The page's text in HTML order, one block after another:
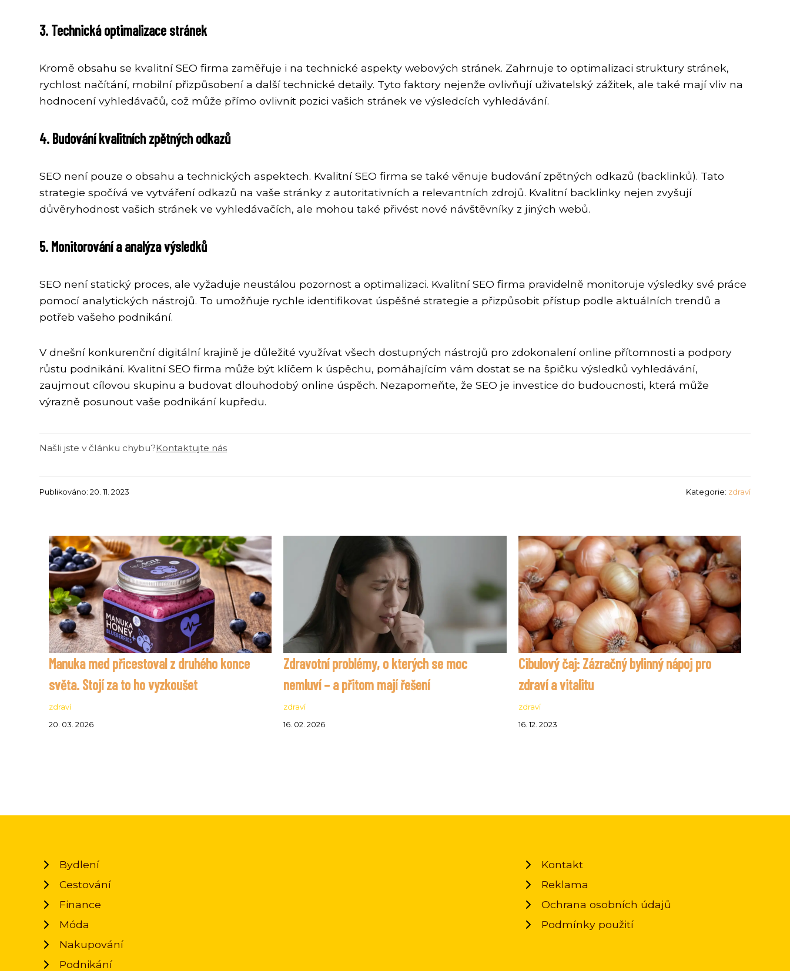
3. Technická optimalizace stránek
Kromě obsahu se kvalitní SEO firma zaměřuje i na technické aspekty webových stránek. Zahrnuje to optimalizaci struktury stránek,
rychlost načítání, mobilní přizpůsobení a další technické detaily. Tyto faktory nejenže ovlivňují uživatelský zážitek, ale také mají vliv na
hodnocení vyhledávačů, což může přímo ovlivnit pozici vašich stránek ve výsledcích vyhledávání.
4. Budování kvalitních zpětných odkazů
SEO není pouze o obsahu a technických aspektech. Kvalitní SEO firma se také věnuje budování zpětných odkazů (backlinků). Tato
strategie spočívá ve vytváření odkazů na vaše stránky z autoritativních a relevantních zdrojů. Kvalitní backlinky nejen zvyšují
důvěryhodnost vašich stránek ve vyhledávačích, ale mohou také přivést nové návštěvníky z jiných webů.
5. Monitorování a analýza výsledků
SEO není statický proces, ale vyžaduje neustálou pozornost a optimalizaci. Kvalitní SEO firma pravidelně monitoruje výsledky své práce
pomocí analytických nástrojů. To umožňuje rychle identifikovat úspěšné strategie a přizpůsobit přístup podle aktuálních trendů a
potřeb vašeho podnikání.
V dnešní konkurenční digitální krajině je důležité využívat všech dostupných nástrojů pro zdokonalení online přítomnosti a podpory
růstu podnikání. Kvalitní SEO firma může být klíčem k úspěchu, pomáhajícím vám dostat se na špičku výsledků vyhledávání,
zaujmout cílovou skupinu a budovat dlouhodobý online úspěch. Nezapomeňte, že SEO je investice do budoucnosti, která může
výrazně posunout vaše podnikání kupředu.
Našli jste v článku chybu?Kontaktujte nás
Publikováno: 20. 11. 2023 Kategorie: zdraví
Manuka med přicestoval z druhého konce
světa. Stojí za to ho vyzkoušet
zdraví
20. 03. 2026
Zdravotní problémy, o kterých se moc
nemluví – a přitom mají řešení
zdraví
16. 02. 2026
Cibulový čaj: Zázračný bylinný nápoj pro
zdraví a vitalitu
zdraví
16. 12. 2023
Bydlení
Cestování
Finance
Móda
Nakupování
Podnikání
Kontakt
Reklama
Ochrana osobních údajů
Podmínky použití